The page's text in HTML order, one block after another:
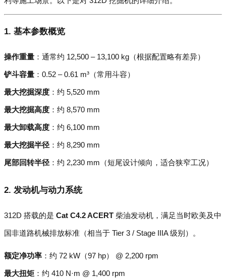
1. 基本参数概览
操作重量 ：通常约 12,500 – 13,100 kg（根据配置略有差异）
铲斗容量 ：0.52 – 0.61 m³（常用斗容）
最大挖掘深度 ：约 5,520 mm
最大挖掘高度 ：约 8,570 mm
最大卸载高度 ：约 6,100 mm
最大挖掘半径 ：约 8,290 mm
尾部回转半径 ：约 2,230 mm（短尾设计倾向，适合狭窄工况）
2. 发动机与动力系统
312D 搭载的是 Cat C4.2 ACERT 柴油发动机，满足当时欧美及中
国非道路机械排放标准（相当于 Tier 3 / Stage IIIA 级别）。
额定净功率 ：约 72 kW（97 hp） @ 2,200 rpm
最大扭矩 ：约 410 N·m @ 1,400 rpm